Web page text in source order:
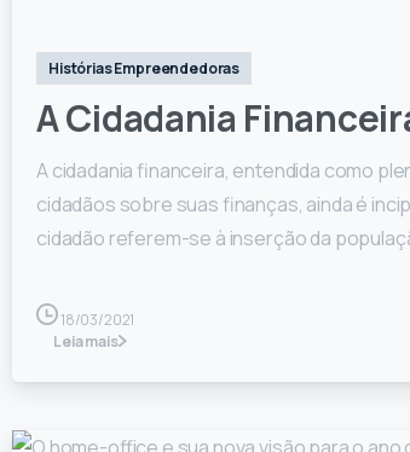
Histórias Empreendedoras
A Cidadania
A cidadania financeira, entendida como
cidadãos sobre suas finanças, ainda é
cidadão referem-se à inserção da
18/03/2021
Leia mais